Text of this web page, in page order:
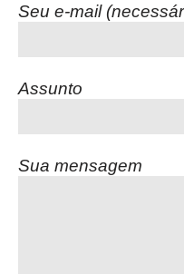
Seu e-mail
Assunto
Sua mensagem